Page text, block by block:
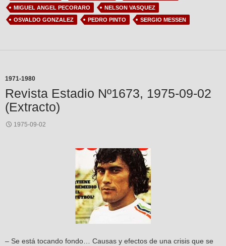
MIGUEL ANGEL PECORARO
NELSON VASQUEZ
OSVALDO GONZALEZ
PEDRO PINTO SERGIO MESSEN
1971-1980
Revista Estadio Nº1673, 1975-09-02
(Extracto)
1975-09-02
– Se está tocando fondo… Causas y efectos de una crisis que se